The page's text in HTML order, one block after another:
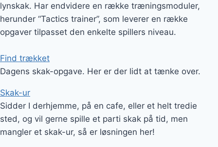
lynskak. Har endvidere en række træningsmoduler,
herunder “Tactics trainer”, som leverer en række
opgaver tilpasset den enkelte spillers niveau.
Find trækket
Dagens skak-opgave. Her er der lidt at tænke over.
Skak-ur
Sidder I derhjemme, på en cafe, eller et helt tredie
sted, og vil gerne spille et parti skak på tid, men
mangler et skak-ur, så er løsningen her!